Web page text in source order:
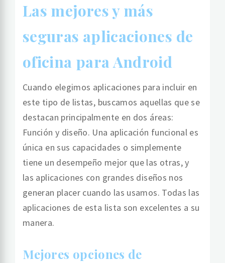
Las mejores y más
seguras aplicaciones de
oficina para Android
Cuando elegimos aplicaciones para incluir en
este tipo de listas, buscamos aquellas que se
destacan principalmente en dos áreas:
Función y diseño. Una aplicación funcional es
única en sus capacidades o simplemente
tiene un desempeño mejor que las otras, y
las aplicaciones con grandes diseños nos
generan placer cuando las usamos. Todas las
aplicaciones de esta lista son excelentes a su
manera.
Mejores opciones de